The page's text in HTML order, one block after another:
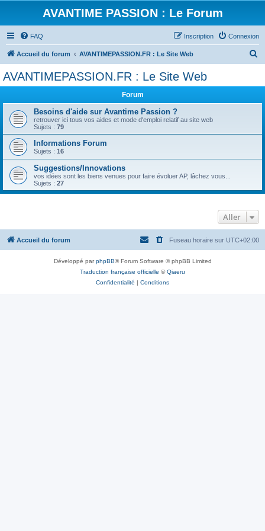
AVANTIME PASSION : Le Forum
FAQ Connexion
Inscription
Accueil du forum AVANTIMEPASSION.FR : Le Site Web
AVANTIMEPASSION.FR : Le Site Web
Forum
Besoins d'aide sur Avantime Passion ?
retrouver ici tous vos aides et mode d'emploi relatif au site web
Sujets : 79
Informations Forum
Sujets : 16
Suggestions/Innovations
vos idées sont les biens venues pour faire évoluer AP, lâchez vous...
Sujets : 27
Aller
Accueil du forum Fuseau horaire sur UTC+02:00
Développé parphpBB® Forum Software © phpBB Limited
Traduction française officielle ©Qiaeru
Confidentialité | Conditions